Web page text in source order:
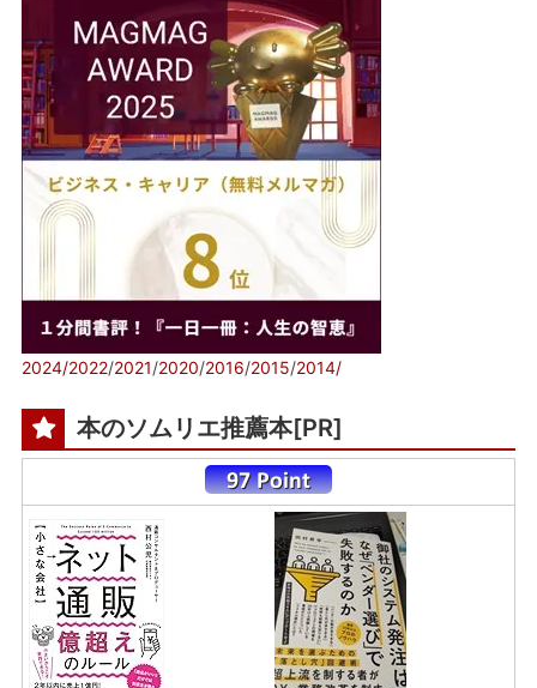
2024/2022/2021/2020/2016/2015/2014/
本のソムリエ推薦本[PR]